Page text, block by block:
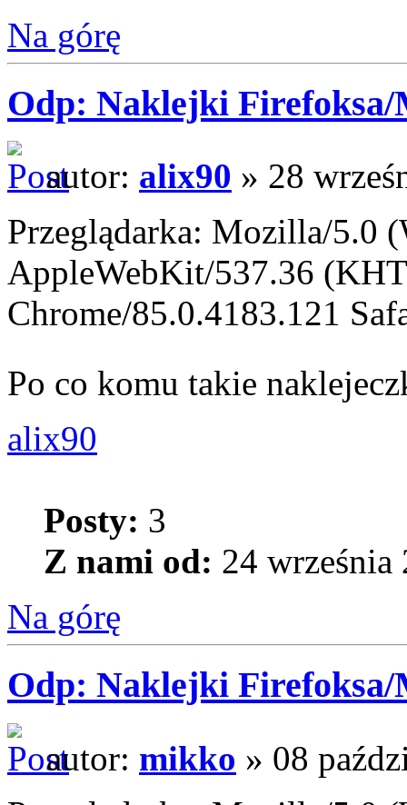
Na górę
Odp: Naklejki
autor: alix90 » 28
Przeglądarka: Mozilla/5.0
AppleWebKit/537.36
Chrome/85.0.4183.121
Po co komu takie
alix90
Posty: 3
Z nami od: 24 września
Na górę
Odp: Naklejki
autor: mikko » 08